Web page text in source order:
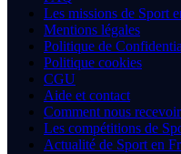
Les missions de Sport
Mentions légales
Politique de
Politique cookies
CGU
Aide et contact
Comment nous recevoir
Les compétitions de
Actualité de Sport en